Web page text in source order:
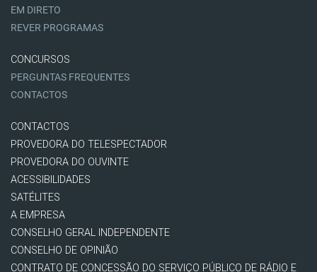
EM DIRETO
REVER PROGRAMAS
CONCURSOS
PERGUNTAS FREQUENTES
CONTACTOS
CONTACTOS
PROVEDORA DO TELESPECTADOR
PROVEDORA DO OUVINTE
ACESSIBILIDADES
SATÉLITES
A EMPRESA
CONSELHO GERAL INDEPENDENTE
CONSELHO DE OPINIÃO
CONTRATO DE CONCESSÃO DO SERVIÇO PÚBLICO DE RÁDIO E